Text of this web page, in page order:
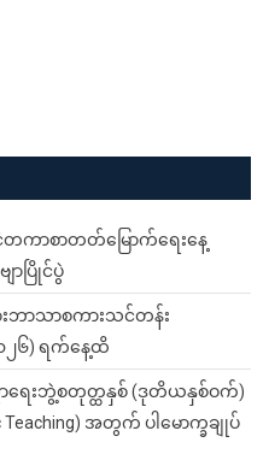
ကာစာတတ်မြောက်ရေးနေ့
ာပြိုင်ပွဲ
ဘာသာစကားသင်တန်း
၂၆) ရက်နေ့ထိ
ေးဘွဲ့စတုတ္ထနှစ် (ဒုတိယနှစ်ဝက်)
အတွက် ပါမောက္ခချုပ်